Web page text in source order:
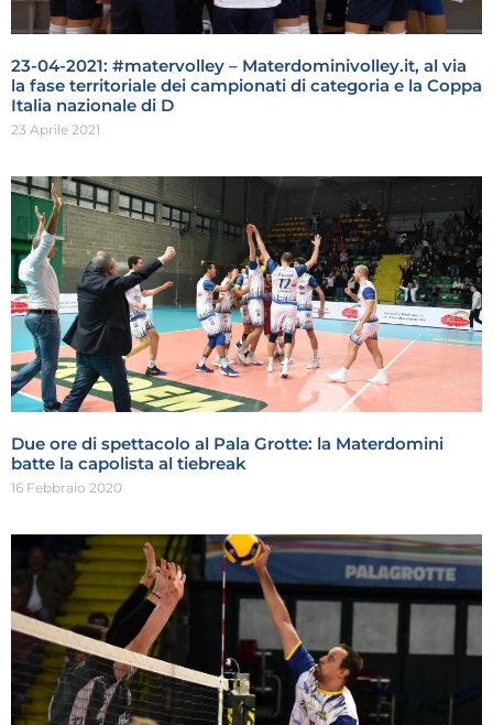
23-04-2021: #matervolley – Materdominivolley.it, al via
la fase territoriale dei campionati di categoria e la Coppa
Italia nazionale di D
23 Aprile 2021
Due ore di spettacolo al Pala Grotte: la Materdomini
batte la capolista al tiebreak
16 Febbraio 2020